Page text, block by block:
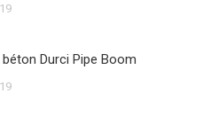
Durci Pipe Boom